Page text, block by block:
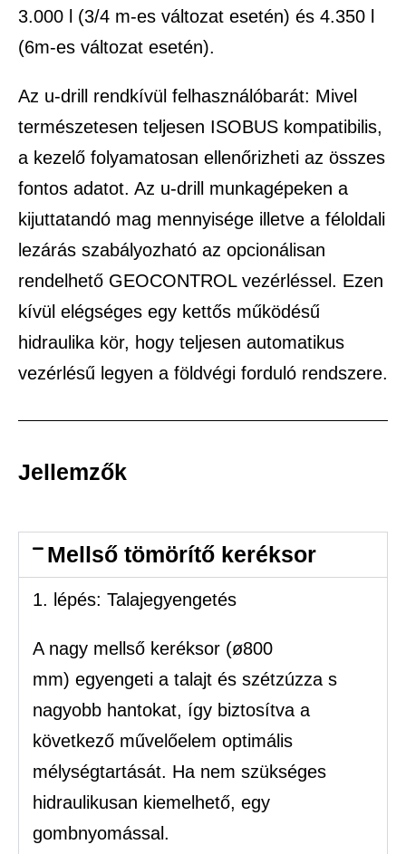
3.000 l (3/4 m-es változat esetén) és 4.350 l
(6m-es változat esetén).
Az u-drill rendkívül felhasználóbarát: Mivel
természetesen teljesen ISOBUS kompatibilis,
a kezelő folyamatosan ellenőrizheti az összes
fontos adatot. Az u-drill munkagépeken a
kijuttatandó mag mennyisége illetve a féloldali
lezárás szabályozható az opcionálisan
rendelhető GEOCONTROL vezérléssel. Ezen
kívül elégséges egy kettős működésű
hidraulika kör, hogy teljesen automatikus
vezérlésű legyen a földvégi forduló rendszere.
Jellemzők
Mellső tömörítő keréksor
1. lépés: Talajegyengetés
A nagy mellső keréksor (ø800
mm) egyengeti a talajt és szétzúzza s
nagyobb hantokat, így biztosítva a
következő művelőelem optimális
mélységtartását. Ha nem szükséges
hidraulikusan kiemelhető, egy
gombnyomással.